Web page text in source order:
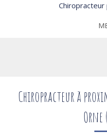
Chiropracteur
Chiropracteur à
Orne